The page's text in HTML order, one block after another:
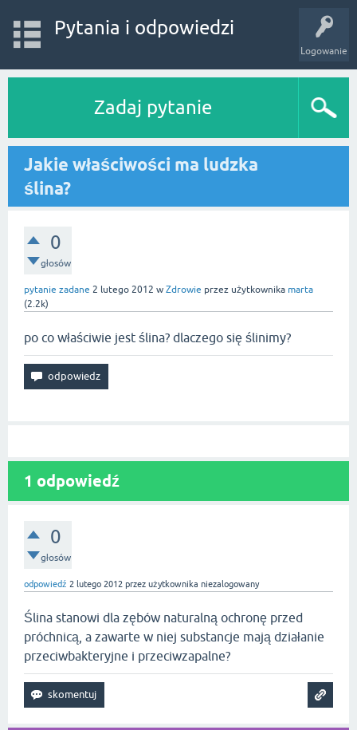
Logowanie
Pytania i odpowiedzi
Zadaj pytanie
Jakie właściwości ma ludzka
ślina?
0
głosów
pytanie zadane 2 lutego 2012 w Zdrowie przez użytkownika marta
(2.2k)
po co właściwie jest ślina? dlaczego się ślinimy?
1 odpowiedź
0
głosów
odpowiedź 2 lutego 2012 przez użytkownika niezalogowany
Ślina stanowi dla zębów naturalną ochronę przed
próchnicą, a zawarte w niej substancje mają działanie
przeciwbakteryjne i przeciwzapalne?